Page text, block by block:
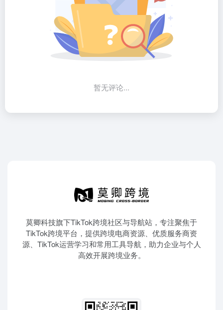
暂无评论...
莫卿科技旗下TikTok跨境社区与导航站，专注聚焦于
TikTok跨境平台，提供跨境电商资源、优质服务商资
源、TikTok运营学习和常用工具导航，助力企业与个人
高效开展跨境业务。